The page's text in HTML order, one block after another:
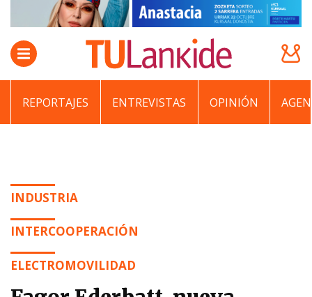
REPORTAJES ENTREVISTAS OPINIÓN
INDUSTRIA
INTERCOOPERACIÓN
ELECTROMOVILIDAD